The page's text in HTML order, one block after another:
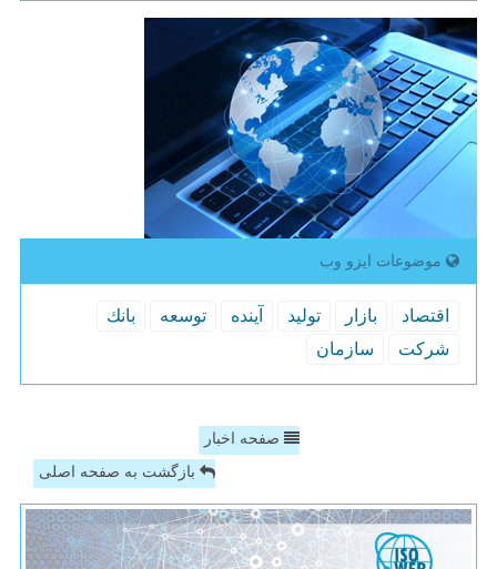
موضوعات ایزو وب
اقتصاد بازار تولید آینده توسعه
بانك
شركت
سازمان
صفحه اخبار
بازگشت به صفحه اصلی